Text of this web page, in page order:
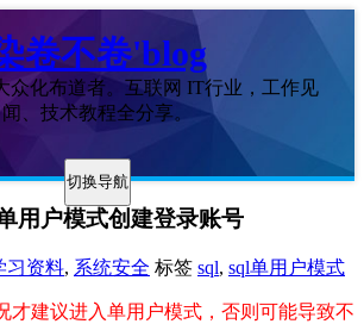
卷不卷'blog
众化布道者。互联网 IT行业，工作见
闻、技术教程全分享。
切换导航
用户模式创建登录账号
习资料, 系统安全 标签 sql, sql单用户模式
才建议进入单用户模式，否则可能导致不